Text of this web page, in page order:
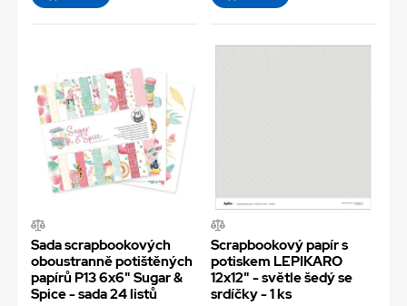
Sada scrapbookových
oboustranně potištěných
papírů P13 6x6" Sugar &
Spice - sada 24 listů
Scrapbookový papír s
potiskem LEPIKARO
12x12" - světle šedý se
srdíčky - 1 ks